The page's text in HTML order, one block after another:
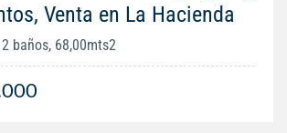
Venta en La Hacienda
baños, 68,00mts2